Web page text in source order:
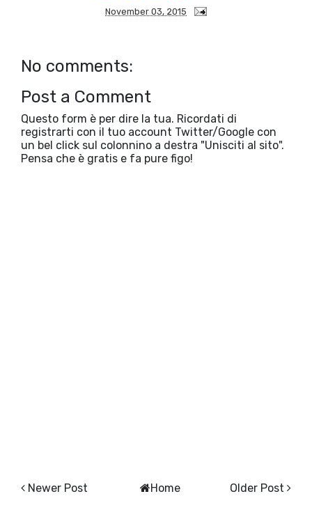
November 03, 2015
No comments:
Post a Comment
Questo form è per dire la tua. Ricordati di
registrarti con il tuo account Twitter/Google con
un bel click sul colonnino a destra "Unisciti al sito".
Pensa che è gratis e fa pure figo!
Newer Post Older Post
Home